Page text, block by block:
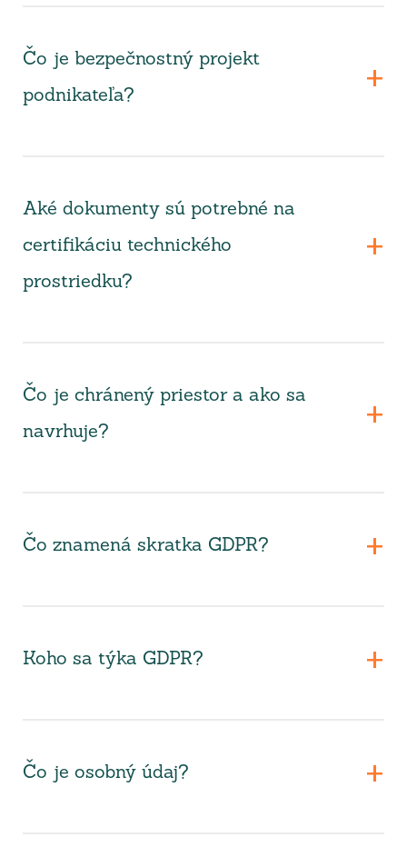
Čo je bezpečnostný projekt
podnikateľa?
Aké dokumenty sú potrebné na
certifikáciu technického
prostriedku?
Čo je chránený priestor a ako sa
navrhuje?
Čo znamená skratka GDPR?
Koho sa týka GDPR?
Čo je osobný údaj?